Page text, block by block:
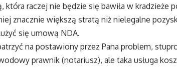
która raczej nie będzie się bawiła w kradzieże
znacznie większą stratą niż nielegalne
się umową NDA.
na postawiony przez Pana problem,
prawnik (notariusz), ale taka usługa